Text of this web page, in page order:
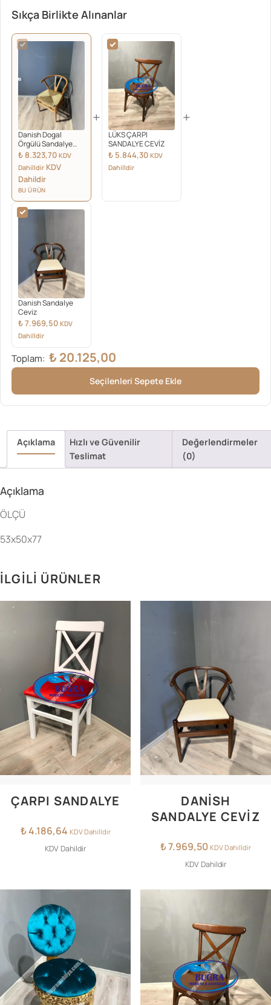
Sıkça Birlikte Alınanlar
Danish Dogal
Örgülü Sandalye
Naturel
₺8.323,70 KDV
Dahilldir KDV
Dahildir
BU ÜRÜN
+
LÜKS ÇARPI
SANDALYE CEVİZ
₺ 5.844,30 KDV
Dahilldir
+
Danish Sandalye
Ceviz
₺7.969,50 KDV
Dahilldir
Toplam: ₺ 20.125,00
Seçilenleri Sepete Ekle
Açıklama
Hızlı ve Güvenilir
Teslimat
Değerlendirmeler
(0)
Açıklama
ÖLÇÜ
53x50x77
İLGILI ÜRÜNLER
ÇARPI SANDALYE
₺4.186,64 KDV Dahilldir
KDV Dahildir
DANISH
SANDALYE CEVIZ
₺7.969,50 KDV Dahilldir
KDV Dahildir